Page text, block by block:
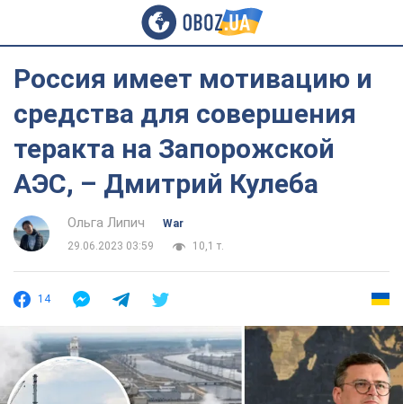
Россия имеет мотивацию и
средства для совершения
теракта на Запорожской
АЭС, – Дмитрий Кулеба
Ольга Липич
War
29.06.2023 03:59
10,1 т.
14